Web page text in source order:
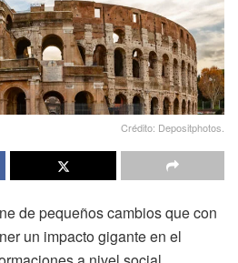
Crédito: Depositphotos.
de pequeños cambios que con
un impacto gigante en el